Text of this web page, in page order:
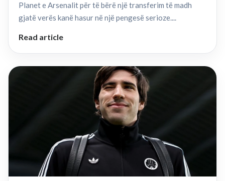
Planet e Arsenalit për të bërë një transferim të madh
gjatë verës kanë hasur në një pengesë serioze....
Read article